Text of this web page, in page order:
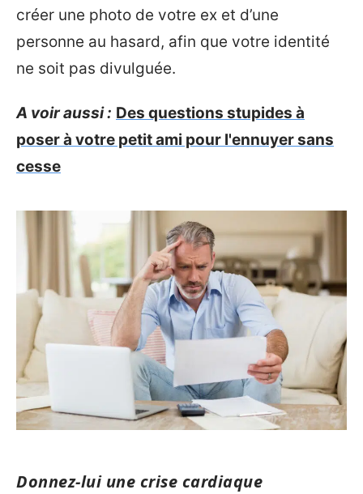
créer une photo de votre ex et d’une
personne au hasard, afin que votre identité
ne soit pas divulguée.
A voir aussi : Des questions stupides à
poser à votre petit ami pour l'ennuyer sans
cesse
Donnez-lui une crise cardiaque